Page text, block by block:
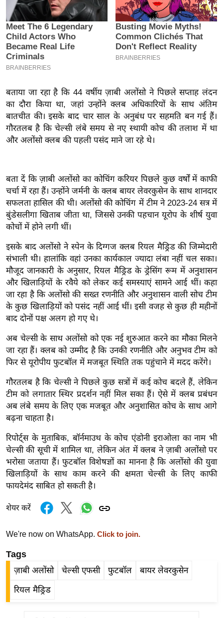
6
क्रा
इ
म
ई
पे
प
र
मि
सा
बे
मि
सा
ल
ख्सि
य
त
यं
ग
इं
या
सा
त्य
ज
ग
त
ऑ
टो
व
र्ल्ड
ज
फ
नो
रं
ज
बताया जा रहा है कि 44 वर्षीय ज़ाबी अलोंसो ने पिछले सप्ताह लंदन
का दौरा किया था, जहां उन्होंने क्लब अधिकारियों के साथ अंतिम
बातचीत की। इसके बाद चार साल के अनुबंध पर सहमति बन गई हैं।
गौरतलब है कि चेल्सी लंबे समय से नए स्थायी कोच की तलाश में था
और अलोंसो क्लब की पहली पसंद माने जा रहे थे।
बता दें कि ज़ाबी अलोंसो का कोचिंग करियर पिछले कुछ वर्षों में काफी
चर्चा में रहा हैं। उन्होंने जर्मनी के क्लब बायर लेवरकुसेन के साथ शानदार
सफलता हासिल की थी। अलोंसो की कोचिंग में टीम ने 2023-24 सत्र में
बुंडेसलीगा खिताब जीता था, जिससे उनकी पहचान यूरोप के शीर्ष युवा
कोचों में होने लगी थीं।
इसके बाद अलोंसो ने स्पेन के दिग्गज क्लब रियल मैड्रिड की जिम्मेदारी
संभाली थी। हालांकि वहां उनका कार्यकाल ज्यादा लंबा नहीं चल सका।
मौजूद जानकारी के अनुसार, रियल मैड्रिड के ड्रेसिंग रूम में अनुशासन
और खिलाड़ियों के रवैये को लेकर कई समस्याएं सामने आई थीं। कहा
जा रहा है कि अलोंसो की सख्त रणनीति और अनुशासन वाली सोच टीम
के कुछ खिलाड़ियों को पसंद नहीं आई थीं। इसी वजह से कुछ ही महीनों
बाद दोनों पक्ष अलग हो गए थे।
अब चेल्सी के साथ अलोंसो को एक नई शुरुआत करने का मौका मिलने
जा रहा हैं। क्लब को उम्मीद है कि उनकी रणनीति और अनुभव टीम को
फिर से यूरोपीय फुटबॉल में मजबूत स्थिति तक पहुंचाने में मदद करेंगे।
गौरतलब है कि चेल्सी ने पिछले कुछ सत्रों में कई कोच बदले हैं, लेकिन
टीम को लगातार स्थिर प्रदर्शन नहीं मिल सका हैं। ऐसे में क्लब प्रबंधन
अब लंबे समय के लिए एक मजबूत और अनुशासित कोच के साथ आगे
बढ़ना चाहता है।
रिपोर्ट्स के मुताबिक, बॉर्नमाउथ के कोच एंडोनी इराओला का नाम भी
चेल्सी की सूची में शामिल था, लेकिन अंत में क्लब ने ज़ाबी अलोंसो पर
भरोसा जताया हैं। फुटबॉल विशेषज्ञों का मानना है कि अलोंसो की युवा
खिलाड़ियों के साथ काम करने की क्षमता चेल्सी के लिए काफी
फायदेमंद साबित हो सकती है।
शेयर करें
We're now on WhatsApp. Click to join.
Tags
ज़ाबी अलोंसो चेल्सी एफसी फुटबॉल बायर लेवरकुसेन
रियल मैड्रिड